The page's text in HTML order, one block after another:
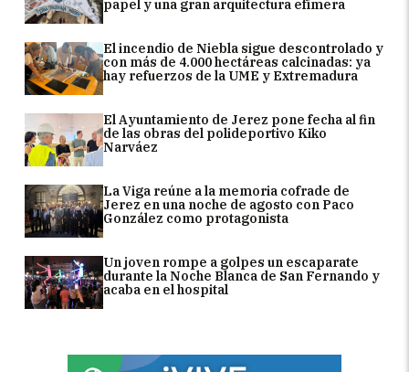
papel y una gran arquitectura efímera
El incendio de Niebla sigue descontrolado y
con más de 4.000 hectáreas calcinadas: ya
hay refuerzos de la UME y Extremadura
El Ayuntamiento de Jerez pone fecha al fin
de las obras del polideportivo Kiko
Narváez
La Viga reúne a la memoria cofrade de
Jerez en una noche de agosto con Paco
González como protagonista
Un joven rompe a golpes un escaparate
durante la Noche Blanca de San Fernando y
acaba en el hospital